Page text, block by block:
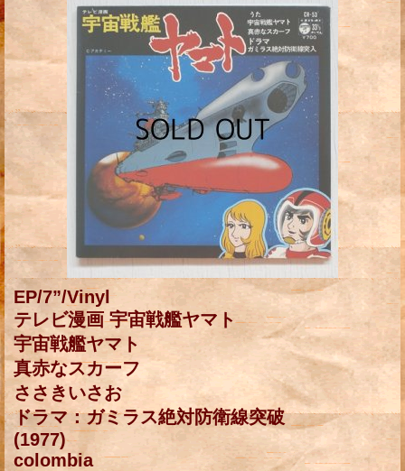
EP/7”/Vinyl
テレビ漫画 宇宙戦艦ヤマト
宇宙戦艦ヤマト
真赤なスカーフ
ささきいさお
ドラマ：ガミラス絶対防衛線突破
(1977)
colombia